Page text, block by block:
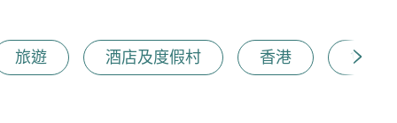
旅遊 酒店及度假村 香港 會籍